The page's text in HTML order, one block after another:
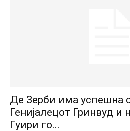
Де Зерби има успешна
Генијалецот Гринвуд и
Гуири го...